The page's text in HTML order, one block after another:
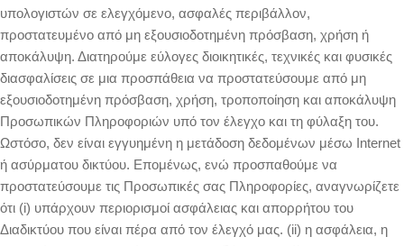
υπολογιστών σε ελεγχόμενο, ασφαλές περιβάλλον,
προστατευμένο από μη εξουσιοδοτημένη πρόσβαση, χρήση ή
αποκάλυψη. Διατηρούμε εύλογες διοικητικές, τεχνικές και φυσικές
διασφαλίσεις σε μια προσπάθεια να προστατεύσουμε από μη
εξουσιοδοτημένη πρόσβαση, χρήση, τροποποίηση και αποκάλυψη
Προσωπικών Πληροφοριών υπό τον έλεγχο και τη φύλαξη του.
Ωστόσο, δεν είναι εγγυημένη η μετάδοση δεδομένων μέσω Internet
ή ασύρματου δικτύου. Επομένως, ενώ προσπαθούμε να
προστατεύσουμε τις Προσωπικές σας Πληροφορίες, αναγνωρίζετε
ότι (i) υπάρχουν περιορισμοί ασφάλειας και απορρήτου του
Διαδικτύου που είναι πέρα από τον έλεγχό μας. (ii) η ασφάλεια, η